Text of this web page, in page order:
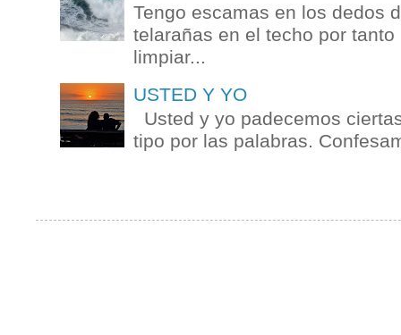
Tengo escamas en los dedos
telarañas en el techo por
limpiar...
USTED Y YO
Usted y yo padecemos
tipo por las palabras.